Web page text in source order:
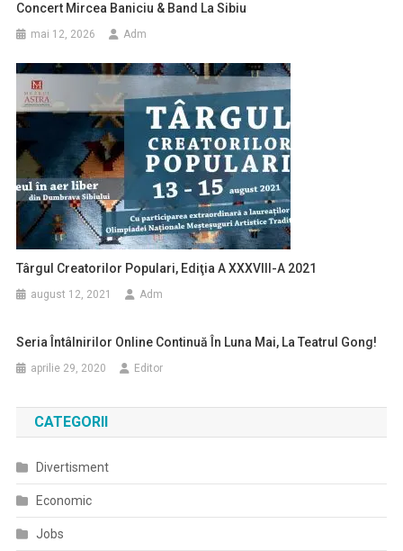
Concert Mircea Baniciu & Band La Sibiu
mai 12, 2026 Adm
Târgul Creatorilor Populari, Ediţia A XXXVIII-A 2021
august 12, 2021 Adm
Seria Întâlnirilor Online Continuă În Luna Mai, La Teatrul Gong!
aprilie 29, 2020 Editor
CATEGORII
Divertisment
Economic
Jobs